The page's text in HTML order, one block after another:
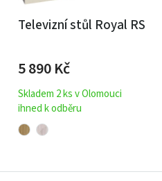
Televizní stůl Royal RS
5 890Kč
Skladem 2 ks v Olomouci
ihned k odběru